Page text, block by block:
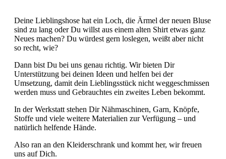
Deine Lieblingshose hat ein Loch, die Ärmel der neuen Bluse
sind zu lang oder Du willst aus einem alten Shirt etwas ganz
Neues machen? Du würdest gern loslegen, weißt aber nicht
so recht, wie?
Dann bist Du bei uns genau richtig. Wir bieten Dir
Unterstützung bei deinen Ideen und helfen bei der
Umsetzung, damit dein Lieblingsstück nicht weggeschmissen
werden muss und Gebrauchtes ein zweites Leben bekommt.
In der Werkstatt stehen Dir Nähmaschinen, Garn, Knöpfe,
Stoffe und viele weitere Materialien zur Verfügung – und
natürlich helfende Hände.
Also ran an den Kleiderschrank und kommt her, wir freuen
uns auf Dich.